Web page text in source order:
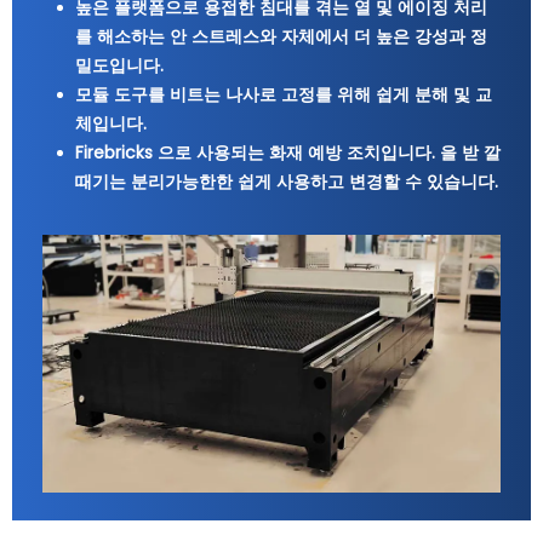
높은 플랫폼으로 용접한 침대를 겪는 열 및 에이징 처리
를 해소하는 안 스트레스와 자체에서 더 높은 강성과 정
밀도입니다.
모듈 도구를 비트는 나사로 고정를 위해 쉽게 분해 및 교
체입니다.
Firebricks 으로 사용되는 화재 예방 조치입니다. 을 받 깔
때기는 분리가능한한 쉽게 사용하고 변경할 수 있습니다.